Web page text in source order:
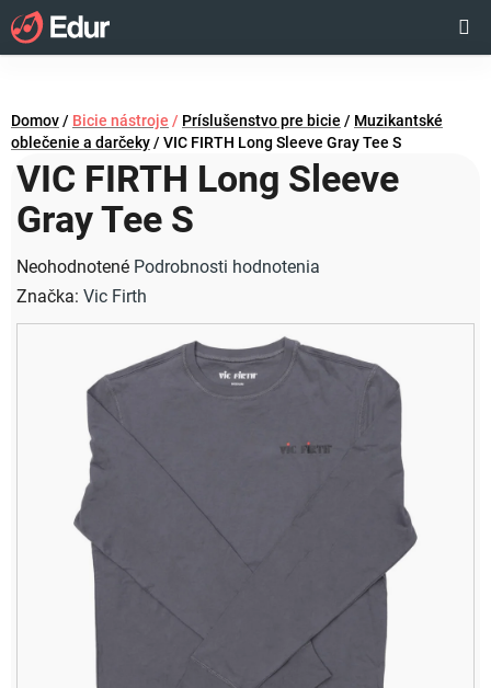
Prejsť
na
obsah
KOŠÍK
Domov/ Bicie nástroje / Príslušenstvo pre bicie / Muzikantské
oblečenie a darčeky/ VIC FIRTH Long Sleeve Gray Tee S
VIC FIRTH Long Sleeve
Gray Tee S
Priemerné
hodnotenie
produktu
hviezdičiek.
Neohodnotené Podrobnosti hodnotenia
Značka: Vic Firth